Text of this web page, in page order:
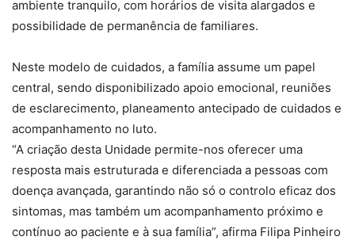
ambiente tranquilo, com horários de visita alargados e
possibilidade de permanência de familiares.
Neste modelo de cuidados, a família assume um papel
central, sendo disponibilizado apoio emocional, reuniões
de esclarecimento, planeamento antecipado de cuidados e
acompanhamento no luto.
“A criação desta Unidade permite-nos oferecer uma
resposta mais estruturada e diferenciada a pessoas com
doença avançada, garantindo não só o controlo eficaz dos
sintomas, mas também um acompanhamento próximo e
contínuo ao paciente e à sua família”, afirma Filipa Pinheiro